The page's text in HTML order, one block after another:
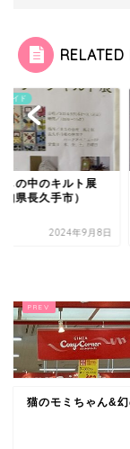
RELATED
メイド
しの中のキルト展
知県長久手市）
2024年9月8日
猫のモミちゃん&